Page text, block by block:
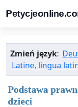
Zmień język:
Latine, lingua
Podstawa
dzieci